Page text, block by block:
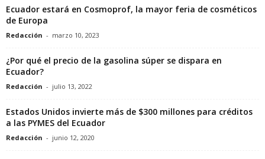
Ecuador estará en Cosmoprof, la mayor feria de cosméticos
de Europa
Redacción - marzo 10, 2023
¿Por qué el precio de la gasolina súper se dispara en
Ecuador?
Redacción - julio 13, 2022
Estados Unidos invierte más de $300 millones para créditos
a las PYMES del Ecuador
Redacción - junio 12, 2020